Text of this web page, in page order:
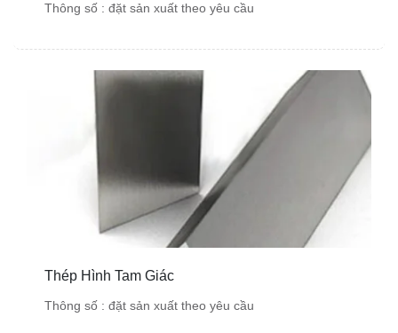
Thông số : đặt sản xuất theo yêu cầu
Thép Hình Tam Giác
Thông số : đặt sản xuất theo yêu cầu